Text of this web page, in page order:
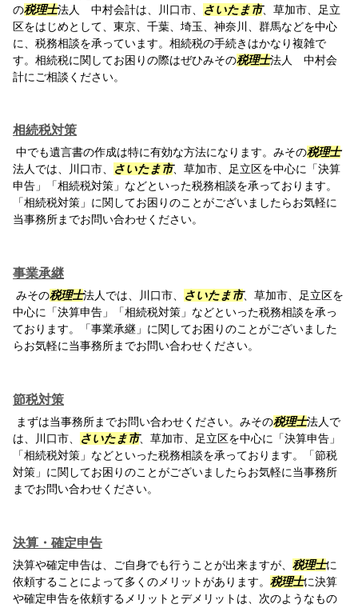
の税理士法人 中村会計は、川口市、 さいたま市、草加市、足立
区をはじめとして、東京、千葉、埼玉、神奈川、群馬などを中心
に、税務相談を承っています。相続税の手続きはかなり複雑で
す。相続税に関してお困りの際はぜひみその税理士法人 中村会
計にご相談ください。
相続税対策
中でも遺言書の作成は特に有効な方法になります。みその税理士
法人では、川口市、
さいたま市、草加市、足立区を中心に「決算
申告」「相続税対策」などといった税務相談を承っております。
「相続税対策」に関してお困りのことがございましたらお気軽に
当事務所までお問い合わせください。
事業承継
みその税理士法人では、川口市、 さいたま市、草加市、足立区を
中心に「決算申告」「相続税対策」などといった税務相談を承っ
ております。「事業承継」に関してお困りのことがございました
らお気軽に当事務所までお問い合わせください。
節税対策
まずは当事務所までお問い合わせください。みその税理士法人で
は、川口市、
さいたま市、草加市、足立区を中心に「決算申告」
「相続税対策」などといった税務相談を承っております。「節税
対策」に関してお困りのことがございましたらお気軽に当事務所
までお問い合わせください。
決算・確定申告
決算や確定申告は、ご自身でも行うことが出来ますが、 税理士に
依頼することによって多くのメリットがあります。 税理士に決算
や確定申告を依頼するメリットとデメリットは、次のようなもの